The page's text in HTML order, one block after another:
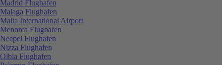
Madrid Flughafen
Malaga Flughafen
Malta International Airport
Menorca Flughafen
Neapel Flughafen
Nizza Flughafen
Olbia Flughafen